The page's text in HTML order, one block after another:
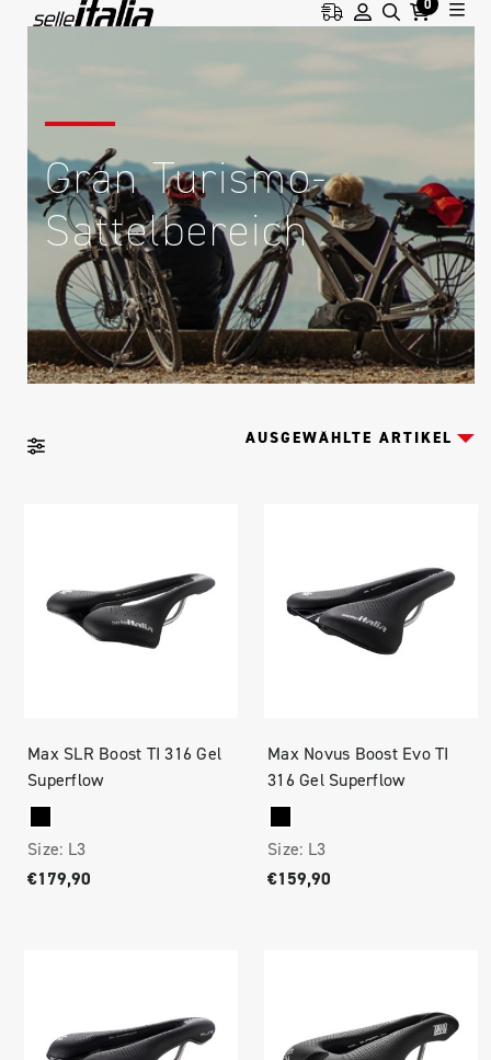
0
Gran Turismo-
Sattelbereich
Max SLR Boost TI 316 Gel
Superflow
Size: L3
€179,90
Max Novus Boost Evo TI
316 Gel Superflow
Size: L3
€159,90